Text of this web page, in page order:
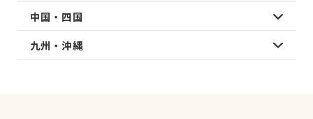
中国・四国
九州・沖縄